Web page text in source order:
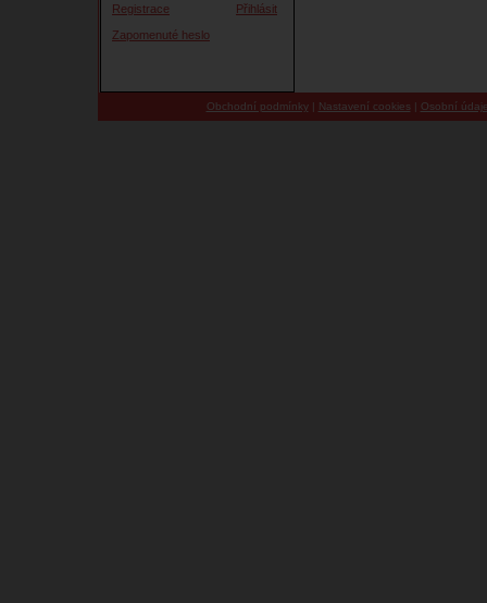
Registrace
Přihlásit
Zapomenuté heslo
Obchodní podmínky| Nastavení cookies | Osobní